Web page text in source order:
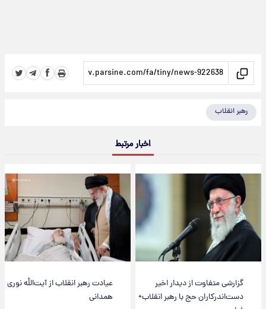
رهبر انقلاب
اخبار مرتبط
گزارشی متفاوت از دیدار اخیر
دست‌اندرکاران حج با رهبر انقلاب+
عیادت رهبر انقلاب از آیت‌الله نوری
همدانی